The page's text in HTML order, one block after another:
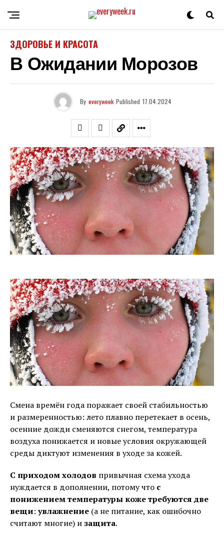
ЗДОРОВЬЕ И КРАСОТА
В Ожидании Морозов
By everyweek Published 17.04.2024
Смена времён года поражает своей стабильностью
и размеренностью: лето плавно перетекает в осень,
осенние дожди сменяются снегом, температура
воздуха понижается и новые условия окружающей
среды диктуют изменения в уходе за кожей.
С приходом холодов привычная схема ухода
нуждается в дополнении, потому что с
понижением температуры коже требуются две
вещи:увлажнение (а не питание, как ошибочно
считают многие) изащита.